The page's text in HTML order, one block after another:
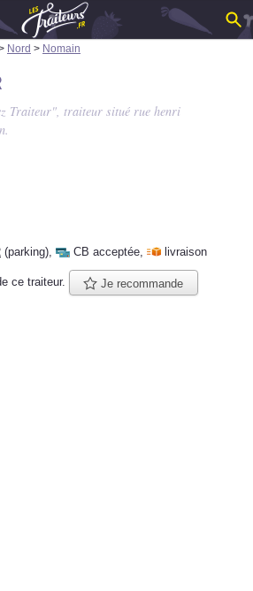
Nord > Nomain
Traiteur", traiteur situé rue henri
(parking), CB acceptée, livraison
ce traiteur. Je recommande